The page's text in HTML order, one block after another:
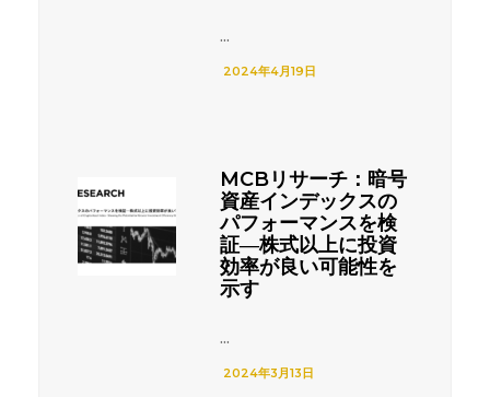
...
2024年4月19日
MCBリサーチ：暗号
資産インデックスの
パフォーマンスを検
証―株式以上に投資
効率が良い可能性を
示す
...
2024年3月13日